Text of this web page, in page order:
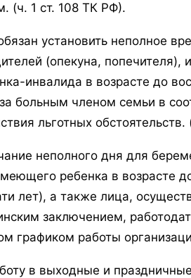
(ч. 1 ст. 108 ТК РФ).
установить неполное
(опекуна, попечителя),
инвалида в возрасте до
больным членом семьи в
льготных
неполного дня для
ребенка в возрасте
лет), а также лица,
заключением,
графиком работы
в выходные и